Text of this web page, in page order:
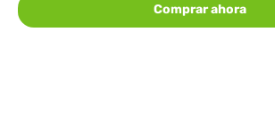
Premier
HomePower
Comprar ahora